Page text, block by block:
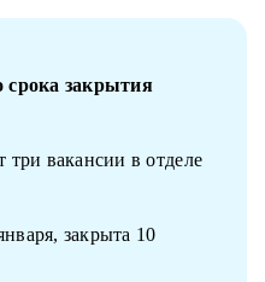
срока закрытия
вакансии в отделе
закрыта 10